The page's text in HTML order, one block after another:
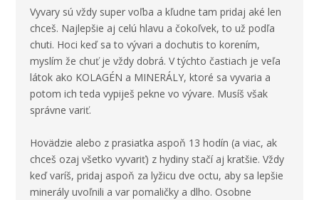
Vyvary sú vždy super voľba a kľudne tam pridaj aké len
chceš. Najlepšie aj celú hlavu a čokoľvek, to už podľa
chuti. Hoci keď sa to vývari a dochutis to korením,
myslím že chuť je vždy dobrá. V týchto častiach je veľa
látok ako KOLAGÉN a MINERÁLY, ktoré sa vyvaria a
potom ich teda vypiješ pekne vo vývare. Musíš však
správne variť.
Hovädzie alebo z prasiatka aspoň 13 hodín (a viac, ak
chceš ozaj všetko vyvariť) z hydiny stačí aj kratšie. Vždy
keď varíš, pridaj aspoň za lyžicu dve octu, aby sa lepšie
minerály uvoľnili a var pomaličky a dlho. Osobne